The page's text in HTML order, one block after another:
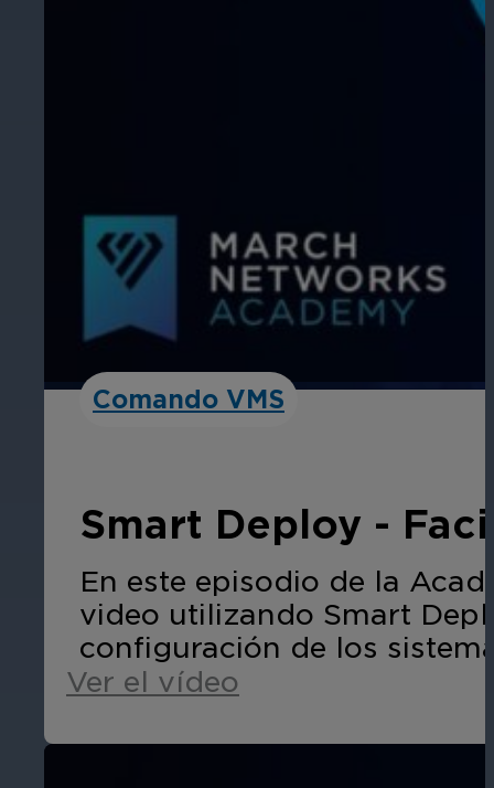
Comando VMS
Smart Deploy -
En este episodio de la
video utilizando Smart
configuración de los
Ver el vídeo